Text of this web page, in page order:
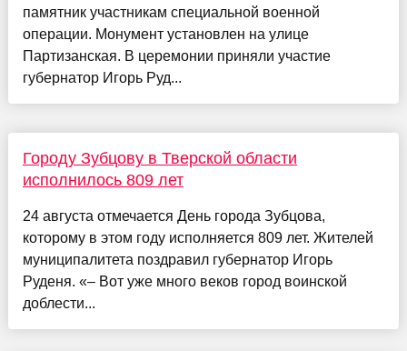
памятник участникам специальной военной
операции. Монумент установлен на улице
Партизанская. В церемонии приняли участие
губернатор Игорь Руд...
Городу Зубцову в Тверской области
исполнилось 809 лет
24 августа отмечается День города Зубцова,
которому в этом году исполняется 809 лет. Жителей
муниципалитета поздравил губернатор Игорь
Руденя. «– Вот уже много веков город воинской
доблести...